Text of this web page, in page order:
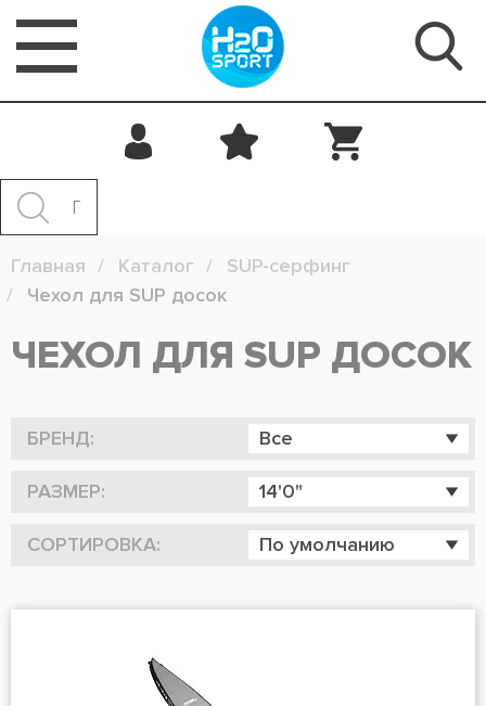
Главная Каталог
SUP-серфинг
Чехол для SUP досок
ЧЕХОЛ ДЛЯ SUP ДОСОК
БРЕНД: Все
РАЗМЕР: 14'0"
СОРТИРОВКА: По умолчанию